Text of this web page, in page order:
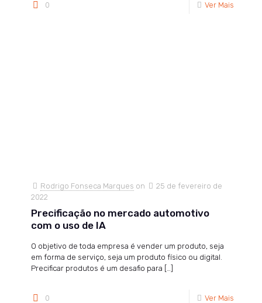
0 Ver Mais
Rodrigo Fonseca Marques on
25 de fevereiro de
2022
Precificação no mercado automotivo
com o uso de IA
O objetivo de toda empresa é vender um produto, seja
em forma de serviço, seja um produto físico ou digital.
Precificar produtos é um desafio para
0 Ver Mais